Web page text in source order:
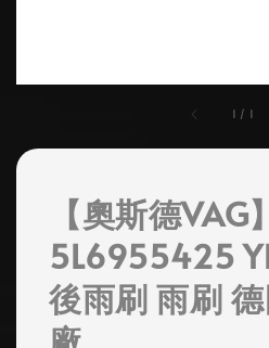
1 / 1
【奧斯德VAG】
5L6955425
後雨刷 雨刷